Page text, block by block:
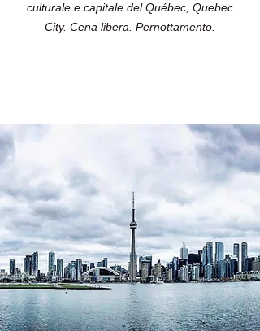
culturale e capitale del Québec, Quebec
City. Cena libera. Pernottamento.